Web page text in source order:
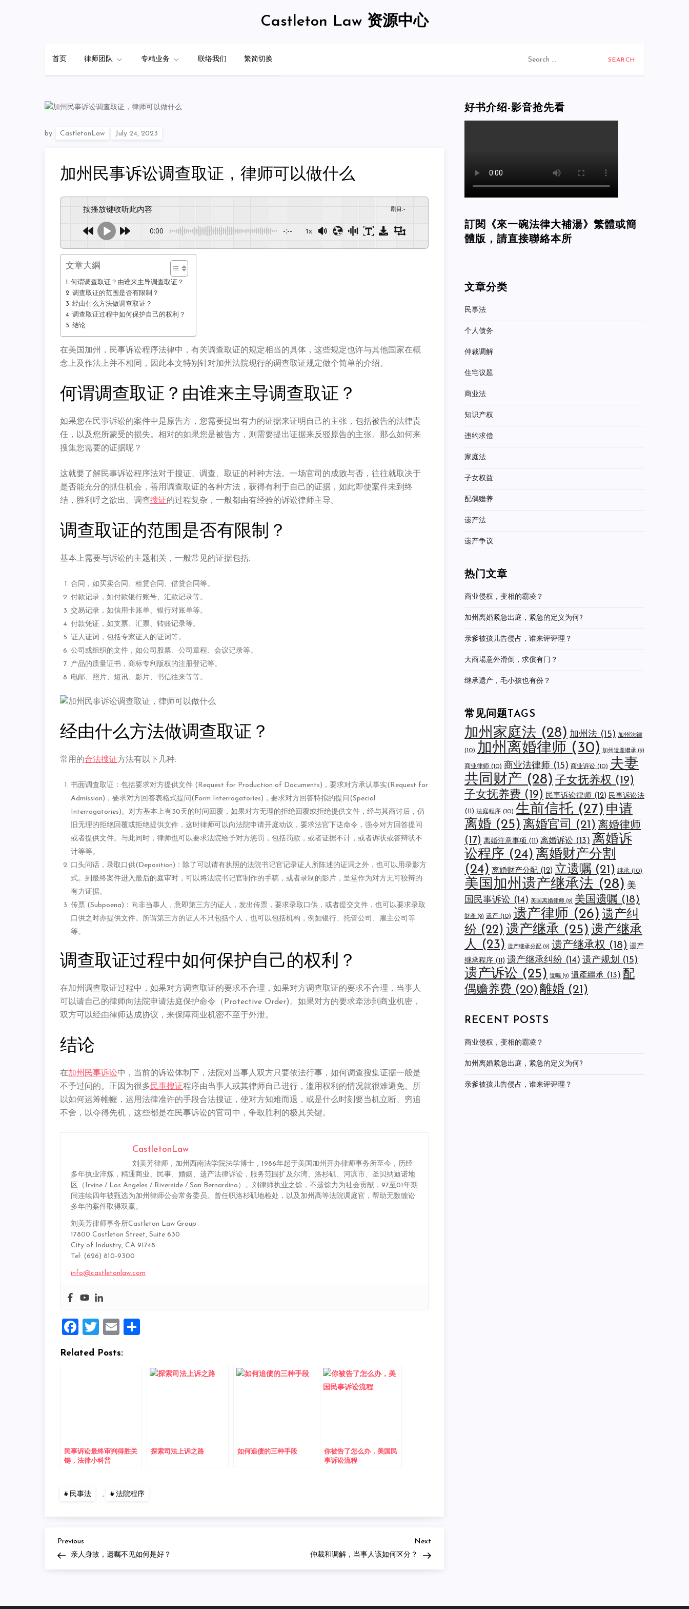
Castleton Law 资源中心
首页 律师团队 专精业务 联络我们 繁简切换
for:
by: CastletonLaw
加州民事诉讼调查取证，律师可以做什么
按播放键收听此内容 剧目 :-
0:00 -:-- 1x
文章大綱
何谓调查取证？由谁来主导调查取证？
调查取证的范围是否有限制？
经由什么方法做调查取证？
调查取证过程中如何保护自己的权利？
结论
在美国加州，民事诉讼程序法律中，有关调查取证的规定相当的具体，这些规定也许与其他国家在概
念上及作法上并不相同，因此本文特别针对加州法院现行的调查取证规定做个简单的介绍。
何谓调查取证？由谁来主导调查取证？
如果您在民事诉讼的案件中是原告方，您需要提出有力的证据来证明自己的主张，包括被告的法律责
任，以及您所蒙受的损失。相对的如果您是被告方，则需要提出证据来反驳原告的主张。那么如何来
搜集您需要的证据呢？
这就要了解民事诉讼程序法对于搜证、调查、取证的种种方法。一场官司的成败与否，往往就取决于
是否能充分的抓住机会，善用调查取证的各种方法，获得有利于自己的证据，如此即使案件未到终
结，胜利呼之欲出。调查搜证的过程复杂，一般都由有经验的诉讼律师主导。
调查取证的范围是否有限制？
基本上需要与诉讼的主题相关，一般常见的证据包括:
合同，如买卖合同、租赁合同、借贷合同等。
付款记录，如付款银行账号、汇款记录等。
交易记录，如信用卡账单、银行对账单等。
付款凭证，如支票、汇票、转账记录等。
证人证词，包括专家证人的证词等。
公司或组织的文件，如公司股票、公司章程、会议记录等。
产品的质量证书，商标专利版权的注册登记等。
电邮、照片、短讯、影片、书信往来等等。
经由什么方法做调查取证？
常用的合法搜证方法有以下几种:
书面调查取证：包括要求对方提供文件 (Request for Production of Documents)，要求对方承认事实(Request for
Admission)，要求对方回答表格式提问(Form Interrogatories)，要求对方回答特拟的提问(Special
Interrogatories)。对方基本上有30天的时间回覆，如果对方无理的拒绝回覆或拒绝提供文件，经与其商讨后，仍
旧无理的拒绝回覆或拒绝提供文件，这时律师可以向法院申请开庭动议，要求法官下迏命令，强令对方回答提问
或者提供文件。与此同时，律师也可以要求法院给予对方惩罚，包括罚款，或者证据不计，或者诉状或答辩状不
计等等。
口头问话，录取口供(Deposition)：除了可以请有执照的法院书记官记录证人所陈述的证词之外，也可以用录影方
式。到最终案件进入最后的庭审时，可以将法院书记官制作的手稿，或者录制的影片，呈堂作为对方无可狡辩的
有力证据。
传票 (Subpoena)：向非当事人，意即第三方的证人，发出传票，要求录取口供，或者提交文件，也可以要求录取
口供之时亦提供文件。所谓第三方的证人不只包括个人，也可以包括机构，例如银行、托管公司、雇主公司等
等。
调查取证过程中如何保护自己的权利？
在加州调查取证过程中，如果对方调查取证的要求不合理，如果对方调查取证的要求不合理，当事人
可以请自己的律师向法院申请法庭保护命令（Protective Order)。如果对方的要求牵涉到商业机密，
双方可以经由律师达成协议，来保障商业机密不至于外泄。
结论
在加州民事诉讼中，当前的诉讼体制下，法院对当事人双方只要依法行事，如何调查搜集证据一般是
不予过问的。正因为很多民事搜证程序由当事人或其律师自己进行，滥用权利的情况就很难避免。所
以如何运筹帷幄，运用法律准许的手段合法搜证，使对方知难而退，或是什么时刻要当机立断、穷追
不舍，以夺得先机，这些都是在民事诉讼的官司中，争取胜利的极其关键。
CastletonLaw
刘美芳律师，加州西南法学院法学博士，1986年起于美国加州开办律师事务所至今，历经
多年执业淬炼，精通商业、民事、婚姻、遗产法律诉讼，服务范围扩及尔湾、洛杉矶、河滨市、圣贝纳迪诺地
区（Irvine / Los Angeles / Riverside / San Bernardino）。刘律师执业之馀，不遗馀力为社会贡献，97至01年期
间连续四年被甄选为加州律师公会常务委员。曾任职洛杉矶地检处，以及加州高等法院调庭官，帮助无数缠讼
多年的案件取得双赢。
刘美芳律师事务所Castleton Law Group
17800 Castleton Street, Suite 630
City of Industry, CA 91748
Tel: (626) 810-9300
info@castletonlaw.com
Facebook
TwitterEmail
Related Posts:
民事诉讼最终审判得胜关
键，法律小科普
探索司法上诉之路 如何追债的三种手段
你被告了怎么办，美国民
事诉讼流程
民事法 , 法院程序
Post
navigation
Previous
Post
Previous
亲人身故，遗嘱不见如何是好？
Post
Next
仲裁和调解，当事人该如何区分？
好书介绍-影音抢先看
訂閱《來一碗法律大補湯》繁體或簡
體版，請直接聯絡本所
文章分类
民事法
个人债务
仲裁调解
住宅议题
商业法
知识产权
违约求偿
家庭法
子女权益
配偶赡养
遗产法
遗产争议
热门文章
商业侵权，变相的霸凌？
加州离婚紧急出庭，紧急的定义为何?
亲爹被孩儿告侵占，谁来评评理？
大商場意外滑倒，求償有门？
继承遗产，毛小孩也有份？
常见问题TAGS
加州家庭法 (28) 加州法 (15) 加州法律
(10) 加州离婚律师 (30) 加州遺產繼承 (9)
商业律师 (10) 商业法律师 (15) 商业诉讼 (10) 夫妻
共同财产 (28) 子女抚养权 (19)
子女抚养费 (19) 民事诉讼律师 (12) 民事诉讼法
(11) 法庭程序 (10) 生前信托 (27) 申请
离婚 (25) 离婚官司 (21) 离婚律师
(17) 离婚注意事项 (11) 离婚诉讼 (13) 离婚诉
讼程序 (24) 离婚财产分割
(24) 离婚财产分配 (12) 立遗嘱 (21) 继承 (10)
美国加州遗产继承法 (28) 美
国民事诉讼 (14) 美国离婚律师 (9) 美国遗嘱 (18)
財產 (9) 遗产 (10) 遗产律师 (26) 遗产纠
纷 (22) 遗产继承 (25) 遗产继承
人 (23) 遗产继承分配 (9) 遗产继承权 (18) 遗产
继承程序 (11) 遗产继承纠纷 (14) 遗产规划 (15)
遗产诉讼 (25) 遺囑 (9) 遺產繼承 (13) 配
偶赡养费 (20) 離婚 (21)
RECENT POSTS
商业侵权，变相的霸凌？
加州离婚紧急出庭，紧急的定义为何?
亲爹被孩儿告侵占，谁来评评理？